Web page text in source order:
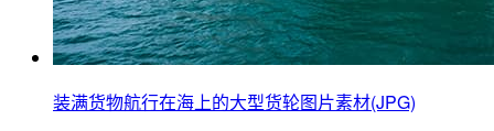
装满货物航行在海上的大型货轮图片素材(JPG)